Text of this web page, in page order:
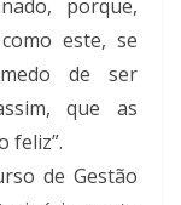
porque,
este, se
de ser
que as
feliz”.
de Gestão